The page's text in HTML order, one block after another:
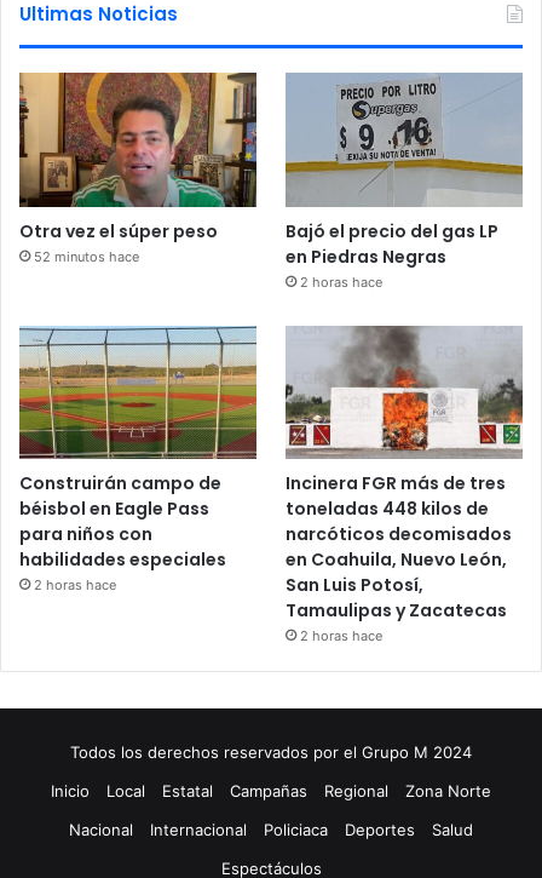
Ultimas Noticias
Otra vez el súper peso
52 minutos hace
Bajó el precio del gas LP
en Piedras Negras
2 horas hace
Construirán campo de
béisbol en Eagle Pass
para niños con
habilidades especiales
2 horas hace
Incinera FGR más de tres
toneladas 448 kilos de
narcóticos decomisados
en Coahuila, Nuevo León,
San Luis Potosí,
Tamaulipas y Zacatecas
2 horas hace
Todos los derechos reservados por el Grupo M 2024
Inicio
Local Estatal Campañas Regional
Zona Norte
Nacional
Internacional Policiaca Deportes
Salud
Espectáculos